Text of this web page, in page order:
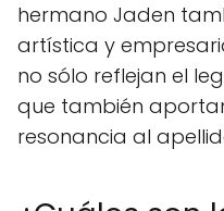
hermano Jaden
artística y
no sólo reflejan el
que también
resonancia al